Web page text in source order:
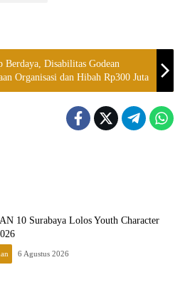
Berdaya, Disabilitas Godean
Organisasi dan Hibah Rp300 Juta
10 Surabaya Lolos Youth Character
6 Agustus 2026